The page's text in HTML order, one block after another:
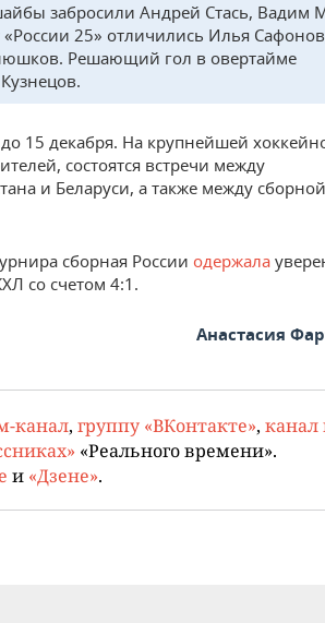
забросили Андрей Стась, Вадим
«России 25» отличились Илья
Решающий гол в овертайме
15 декабря. На крупнейшей
состоятся встречи между
и Беларуси, а также между
сборная России одержала
со счетом 4:1.
Анастасия
канал, группу «ВКонтакте», канал
«Реального времени».
и «Дзене».